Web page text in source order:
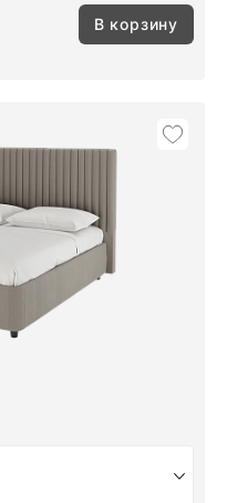
В корзину